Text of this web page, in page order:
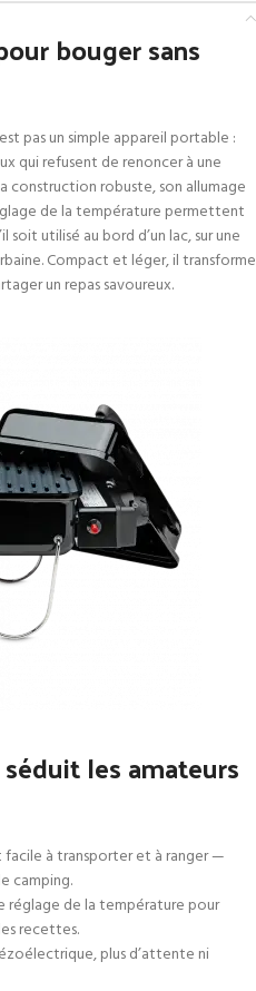
bouger sans
pas un simple appareil portable :
qui refusent de renoncer à une
construction robuste, son allumage
de la température permettent
soit utilisé au bord d’un lac, sur une
Compact et léger, il transforme
un repas savoureux.
les amateurs
à transporter et à ranger —
camping.
de la température pour
recettes.
plus d’attente ni